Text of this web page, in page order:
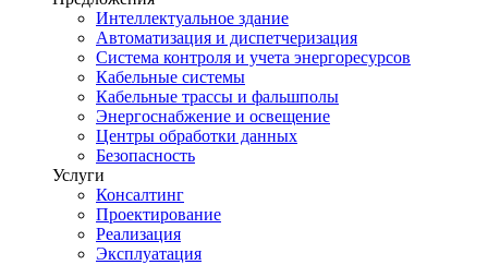
Интеллектуальное здание
Автоматизация и диспетчеризация
Система контроля и учета энергоресурсов
Кабельные системы
Кабельные трассы и фальшполы
Энергоснабжение и освещение
Центры обработки данных
Безопасность
Услуги
Консалтинг
Проектирование
Реализация
Эксплуатация